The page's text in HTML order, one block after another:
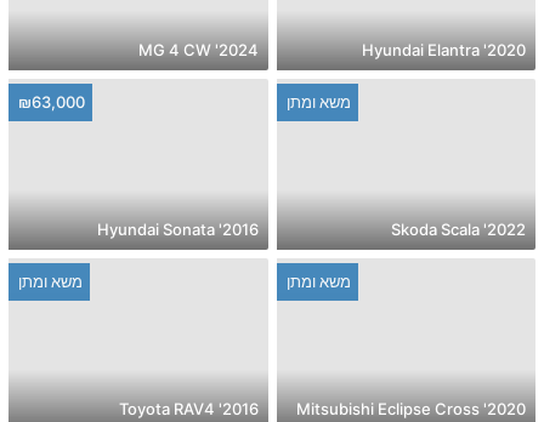
2020' Hyundai Elantra
2024' MG 4 CW
משא ומתן
2022' Skoda Scala
₪63,000
2016' Hyundai Sonata
משא ומתן
2020' Mitsubishi Eclipse Cross
משא ומתן
2016' Toyota RAV4